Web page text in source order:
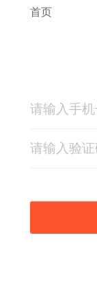
首页